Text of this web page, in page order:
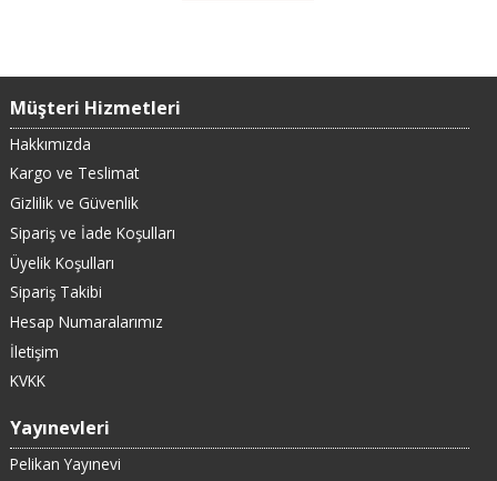
Müşteri Hizmetleri
Hakkımızda
Kargo ve Teslimat
Gizlilik ve Güvenlik
Sipariş ve İade Koşulları
Üyelik Koşulları
Sipariş Takibi
Hesap Numaralarımız
İletişim
KVKK
Yayınevleri
Pelikan Yayınevi